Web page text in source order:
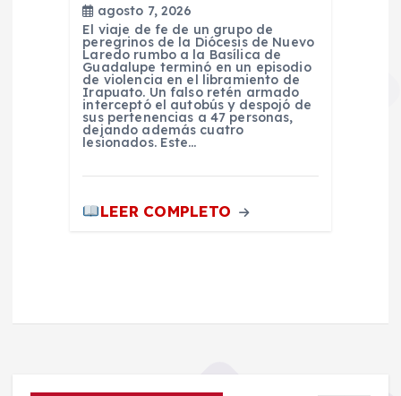
agosto 7, 2026
El viaje de fe de un grupo de
peregrinos de la Diócesis de Nuevo
Laredo rumbo a la Basílica de
Guadalupe terminó en un episodio
de violencia en el libramiento de
Irapuato. Un falso retén armado
interceptó el autobús y despojó de
sus pertenencias a 47 personas,
dejando además cuatro
lesionados. Este…
LEER COMPLETO